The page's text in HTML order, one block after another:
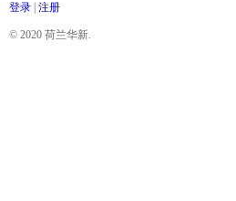
登录 注册
© 2020 荷兰华新.